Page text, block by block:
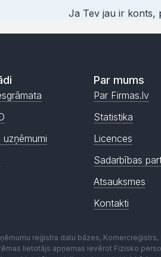
Ja Tev jau ir konts,
uzņēmumi
Par mums
Par Firmas.lv
Statistika
Licences
Sadarbības
Atsauksmes
Kontakti
reģistra datu bāzes,
lietotājs apņemas ievērot Fizisko